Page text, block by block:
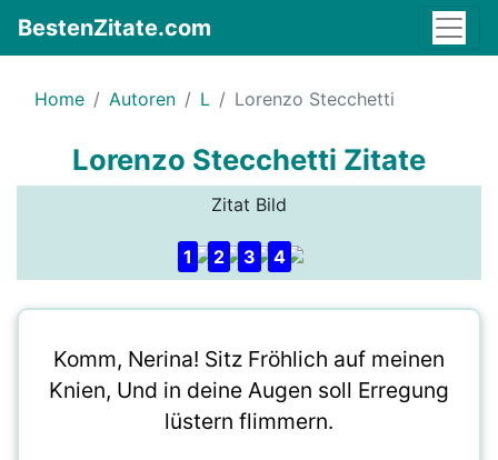
BestenZitate.com
Home Autoren L Lorenzo Stecchetti
Lorenzo Stecchetti Zitate
Zitat Bild
1 2 3 4
Komm, Nerina! Sitz Fröhlich auf meinen
Knien, Und in deine Augen soll Erregung
lüstern flimmern.